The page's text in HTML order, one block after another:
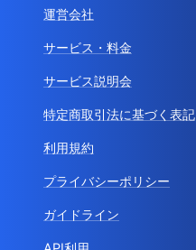
運営会社
サービス・料金
サービス説明会
特定商取引法に基づく表記
利用規約
プライバシーポリシー
ガイドライン